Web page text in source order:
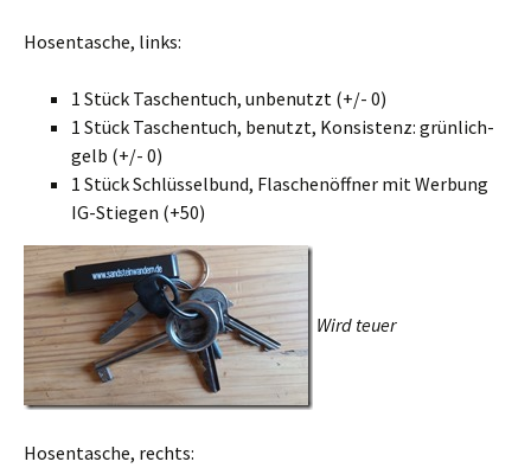
Hosentasche, links:
1 Stück Taschentuch, unbenutzt (+/- 0)
1 Stück Taschentuch, benutzt, Konsistenz: grünlich-
gelb (+/- 0)
1 Stück Schlüsselbund, Flaschenöffner mit Werbung
IG-Stiegen (+50)
Wird teuer
Hosentasche, rechts: